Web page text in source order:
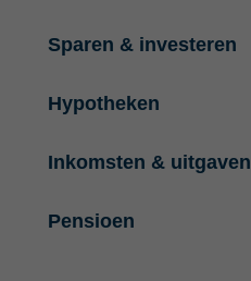
Sparen & investeren
Hypotheken
Inkomsten & uitgaven
Pensioen